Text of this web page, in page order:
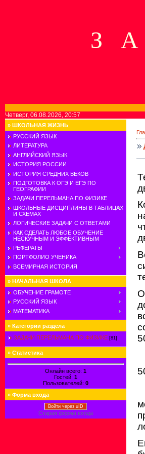
З
Четверг, 06.08.2026, 20:57
» ШКОЛЬНАЯ ЖИЗНЬ
РУССКИЙ ЯЗЫК
ЛИТЕРАТУРА
АНГЛИЙСКИЙ ЯЗЫК
ИСТОРИЯ РОССИИ
ИСТОРИЯ СРЕДНИХ ВЕКОВ
ПОДГОТОВКА К ОГЭ И ЕГЭ ПО
ГЕОГРАФИИ
ЗАДАЧИ ПЕРЕЛЬМАНА ПО ФИЗИКЕ
ШКОЛЬНЫЕ ДИСЦИПЛИНЫ В ТАБЛИЦАХ
И СХЕМАХ
ЛОГИЧЕСКИЕ ЗАДАЧИ С ОТВЕТАМИ
КАК СДЕЛАТЬ ЛЮБОЕ ОБУЧЕНИЕ
НЕСКУЧНЫМ И ЭФФЕКТИВНЫМ
РЕФЕРАТЫ
ПОРТФОЛИО УЧЕНИКА
ВСЕМИРНАЯ ИСТОРИЯ
» НАЧАЛЬНАЯ ШКОЛА
ОБУЧЕНИЕ ГРАМОТЕ
РУССКИЙ ЯЗЫК
МАТЕМАТИКА
» Категории раздела
ЗАДАЧИ ПЕРЕЛЬМАНА ПО ФИЗИКЕ [81]
» Статистика
Онлайн всего: 1
Гостей: 1
Пользователей: 0
» Форма входа
Войти через uID
Старая форма входа